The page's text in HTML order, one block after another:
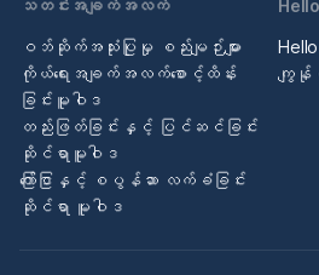
သတင်းအချက်အလက်
ဝဘ်ဆိုက်အသုံးပြုမှု စည်းမျဉ်းများ
ကိုယ်ရေးအချက်အလက်စောင့်ထိန်း
ခြင်းမူဝါဒ
တည်းဖြတ်ခြင်းနှင့် ပြင်ဆင်ခြင်း
ဆိုင်ရာမူဝါဒ
ကြော်ငြာနှင့် စပွန်ဆာ လက်ခံခြင်း
ဆိုင်ရာ မူဝါဒ
Hello
ကျွန်ု